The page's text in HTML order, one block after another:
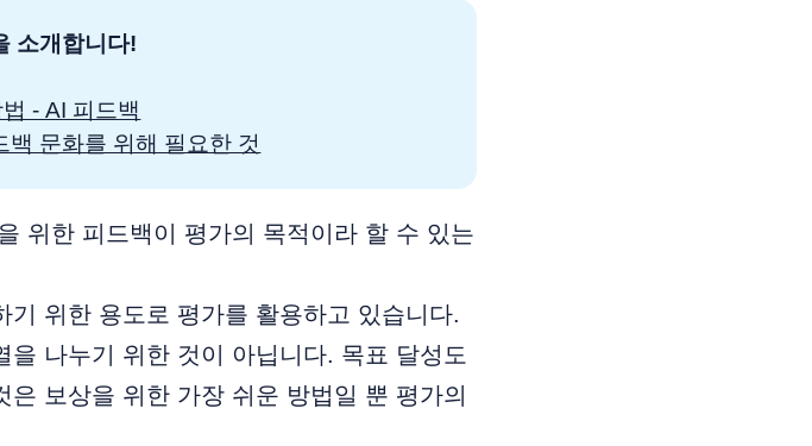
소개합니다!
- AI 피드백
문화를 위해 필요한 것
위한 피드백이 평가의 목적이라 할 수 있는
위한 용도로 평가를 활용하고 있습니다.
나누기 위한 것이 아닙니다. 목표 달성도
보상을 위한 가장 쉬운 방법일 뿐 평가의